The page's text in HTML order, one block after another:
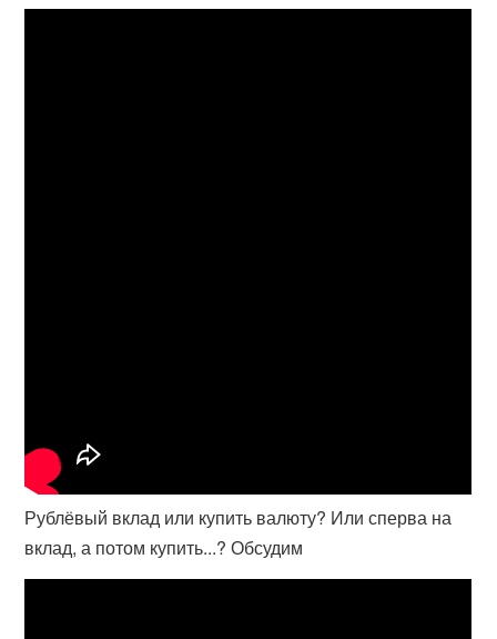
Рублёвый вклад или купить валюту? Или сперва на
вклад, а потом купить...? Обсудим